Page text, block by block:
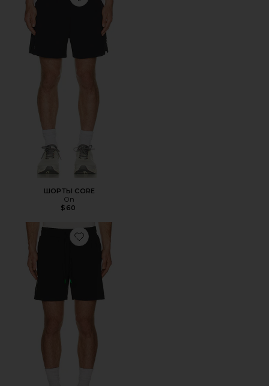
Favorite ШОРТЫ CORE
ШОРТЫ CORE
On
$60
Favorite ШОРТЫ